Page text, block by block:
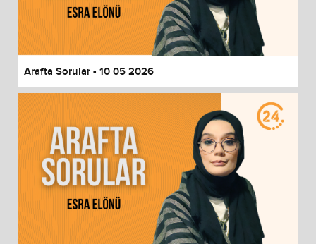
Arafta Sorular - 10 05 2026